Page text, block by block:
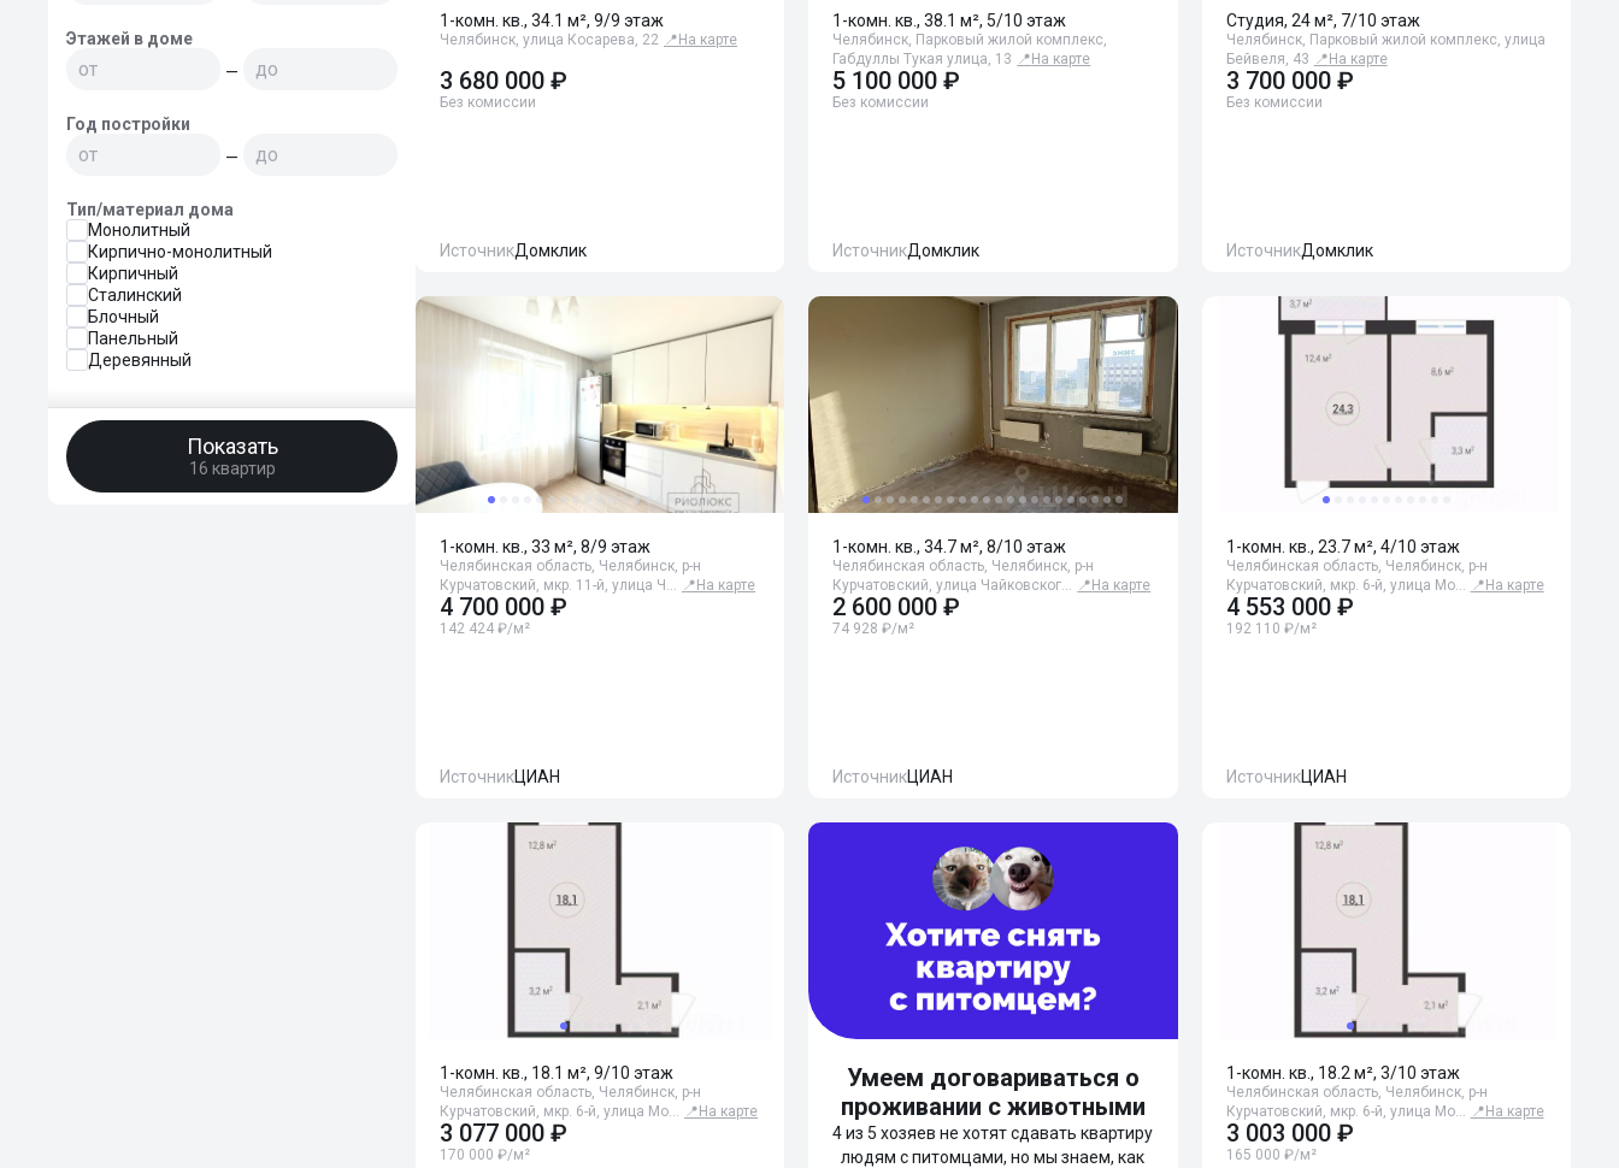
Этажей в доме
—
Год постройки
—
Тип/материал дома
Монолитный
Кирпично-монолитный
Кирпичный
Сталинский
Блочный
Панельный
Деревянный
Показать
16 квартир
1-комн. кв., 34.1 м², 9/9 этаж
Челябинск, улица Косарева, 22 📍 На карте
3 680 000 ₽
Без комиссии
ИсточникДомклик
1-комн. кв., 38.1 м², 5/10 этаж
Челябинск, Парковый жилой комплекс,
Габдуллы Тукая улица, 13 📍 На карте
5 100 000 ₽
Без комиссии
ИсточникДомклик
Студия, 24 м², 7/10 этаж
Челябинск, Парковый жилой комплекс, улица
Бейвеля, 43 📍 На карте
3 700 000 ₽
Без комиссии
ИсточникДомклик
1-комн. кв., 33 м², 8/9 этаж
Челябинская область, Челябинск, р-н
Курчатовский, мкр. 11-й, улица Ч… 📍 На карте
4 700 000 ₽
142 424 ₽/м²
ИсточникЦИАН
1-комн. кв., 34.7 м², 8/10 этаж
Челябинская область, Челябинск, р-н
Курчатовский, улица Чайковског… 📍 На карте
2 600 000 ₽
74 928 ₽/м²
ИсточникЦИАН
1-комн. кв., 23.7 м², 4/10 этаж
Челябинская область, Челябинск, р-н
Курчатовский, мкр. 6-й, улица Мо… 📍 На карте
4 553 000 ₽
192 110 ₽/м²
ИсточникЦИАН
1-комн. кв., 18.1 м², 9/10 этаж
Челябинская область, Челябинск, р-н
Курчатовский, мкр. 6-й, улица Мо… 📍 На карте
3 077 000 ₽
170 000 ₽/м²
Умеем договариваться о
проживании с животными
4 из 5 хозяев не хотят сдавать квартиру
людям с питомцами, но мы знаем, как
1-комн. кв., 18.2 м², 3/10 этаж
Челябинская область, Челябинск, р-н
Курчатовский, мкр. 6-й, улица Мо… 📍 На карте
3 003 000 ₽
165 000 ₽/м²